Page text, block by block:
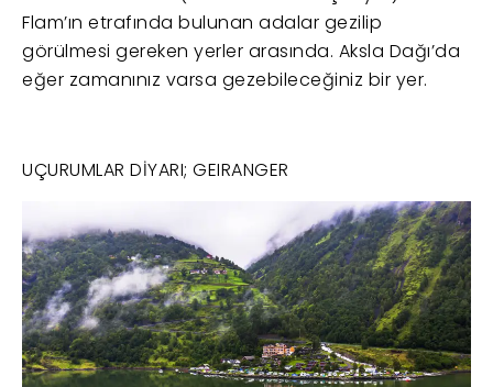
Flam’ın etrafında bulunan adalar gezilip
görülmesi gereken yerler arasında. Aksla Dağı’da
eğer zamanınız varsa gezebileceğiniz bir yer.
UÇURUMLAR DİYARI; GEIRANGER